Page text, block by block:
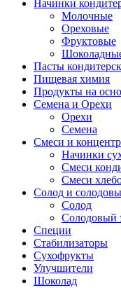
Начинки
Молочные
Ореховые
Фруктовые
Пасты
Пищевая химия
Продукты на
Семена и Орехи
Орехи
Семена
Смеси и
Начинки
Смеси
Смеси
Солод и
Солод
Солодовый
Специи
Стабилизаторы
Сухофрукты
Улучшители
Шоколад